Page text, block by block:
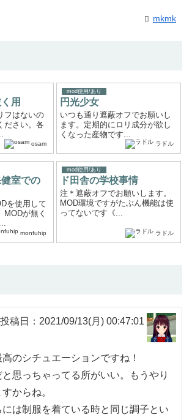
mkmk
用
フはないの
ださい。各
osam
mod使用/あり
円光少女
いつも通り遮蔽オフでお願いし
ます。定期的にロリ成分が欲し
くなった産物です...
ラドル
健室での
を使用して
が無く
monfuhip
mod使用/あり
ド田舎の学校事情
注＊遮蔽オフでお願いします。
MOD環境ですがたぶん機能は使
ってないです《...
ラドル
投稿日：2021/09/13(月) 00:47:01
のシチュエーションですね！
思っちゃってる所がいい。もうやり
からね。
は制服を着ている時と同じ調子とい